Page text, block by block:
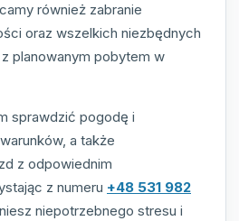
również zabranie
oraz wszelkich niezbędnych
planowanym pobytem w
sprawdzić pogodę i
a także
z odpowiednim
z numeru +48 531 982
niepotrzebnego stresu i